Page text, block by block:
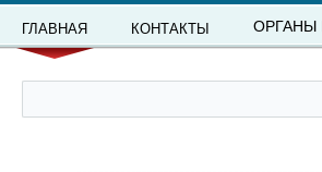
ГЛАВНАЯ КОНТАКТЫ ОРГАНЫ